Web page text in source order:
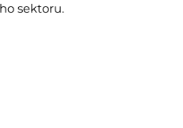
sektoru.